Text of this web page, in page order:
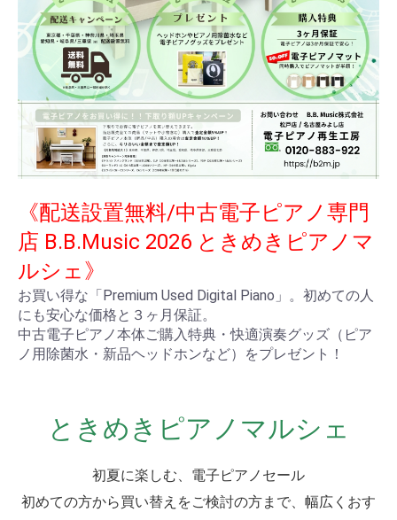
《配送設置無料/中古電子ピアノ専門
店 B.B.Music 2026 ときめきピアノマ
ルシェ》
お買い得な「Premium Used Digital Piano」。初めての人
にも安心な価格と３ヶ月保証。
中古電子ピアノ本体ご購入特典・快適演奏グッズ（ピア
ノ用除菌水・新品ヘッドホンなど）をプレゼント！
ときめきピアノマルシェ
初夏に楽しむ、電子ピアノセール
初めての方から買い替えをご検討の方まで、幅広くおす